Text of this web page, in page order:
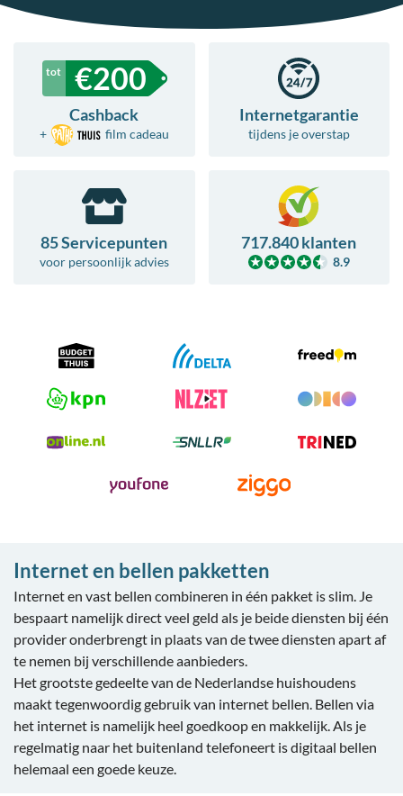
€200
Cashback
+ film cadeau
Internetgarantie
tijdens je overstap
85 Servicepunten
voor persoonlijk advies
717.840 klanten
8.9
Internet en bellen pakketten
Internet en vast bellen combineren in één pakket is slim. Je
bespaart namelijk direct veel geld als je beide diensten bij één
provider onderbrengt in plaats van de twee diensten apart af
te nemen bij verschillende aanbieders.
Het grootste gedeelte van de Nederlandse huishoudens
maakt tegenwoordig gebruik van internet bellen. Bellen via
het internet is namelijk heel goedkoop en makkelijk. Als je
regelmatig naar het buitenland telefoneert is digitaal bellen
helemaal een goede keuze.